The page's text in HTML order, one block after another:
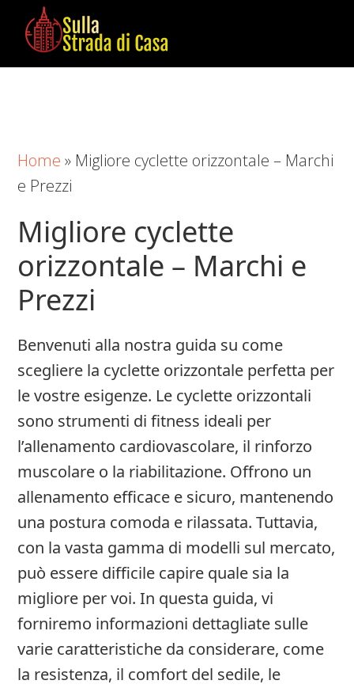
main
primary
footer
Sulla
in
Casa
Home » Migliore cyclette orizzontale – Marchi
e Prezzi
Migliore cyclette
orizzontale – Marchi e
Prezzi
Benvenuti alla nostra guida su come
scegliere la cyclette orizzontale perfetta per
le vostre esigenze. Le cyclette orizzontali
sono strumenti di fitness ideali per
l’allenamento cardiovascolare, il rinforzo
muscolare o la riabilitazione. Offrono un
allenamento efficace e sicuro, mantenendo
una postura comoda e rilassata. Tuttavia,
con la vasta gamma di modelli sul mercato,
può essere difficile capire quale sia la
migliore per voi. In questa guida, vi
forniremo informazioni dettagliate sulle
varie caratteristiche da considerare, come
la resistenza, il comfort del sedile, le